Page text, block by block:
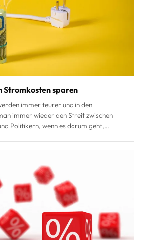
Stromkosten sparen
immer teurer und in den
immer wieder den Streit zwischen
Politikern, wenn es darum geht,